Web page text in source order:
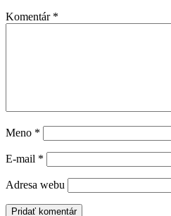
Komentár *
Meno *
E-mail *
Adresa webu